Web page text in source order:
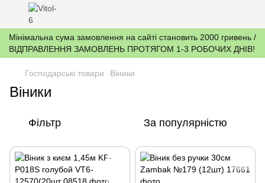
Мінімальна сума замовлення на сайті становить 2000 гривень /
ВІДПРАВЛЕННЯ ЗАМОВЛЕНЬ ПРОТЯГОМ 1-3 РОБОЧИХ ДНІВ!
Господарські товари Віники
Віники
Фільтр За популярністю